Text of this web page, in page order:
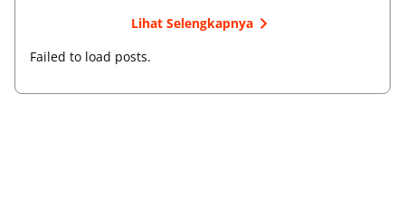
Lihat Selengkapnya
Failed to load posts.